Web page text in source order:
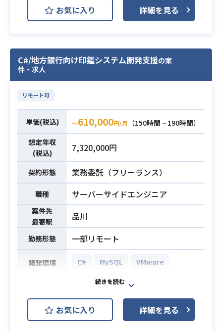
・RDBMSの利用経験
・macOSの使用経験
・RailsおよびVue.jsの設計レビュ
ー、コードレビュー
・メンバー支援および新規参画者の
フォロー
・FW：Ruby on Rails、Vue.js 3
・データベース：MySQL、MongoD
B
・インフラ：AWS（EC2、CodePipe
line等）
・バージョン管理：Git
・コミュニケーション：Redmine、
定例MTG
・その他：Swagger、WebSocket
（ActionCable）
年以上
・Vue.jsもしくはTypeScriptでのフ
・PL/PM経験1年以上
・顧客折衝の経験
開発環境
GCP (Google Cloud Platform)
Redmine
Redux webpack
以下が想定業務です。
・サービスに関するAPIの開発・改修
・PC 向け管理者機能画面の開発
・認可処理の開発・改修
【詳細】
企画立案に携わるチームが仕様書を
作成し、それに基づいてエンジニア
が設計と実装を行います。
れており、チケットドリブンで流れ
ていきます。
また、レビューはGitLabを用いて行
っております。
イン駆動設計などモダンなアーキテ
クチャで構成されております。
※インフラ周りの運用に関してはSR
Eグループが、品質保証に関してはQ
お気に入り 詳細を見る
C#/地方銀行向け印鑑システム開発支援の案
件・求人
リモート可
単価(税込) 〜610,000円/月
（150時間 ~ 190時間）
想定年収
(税込)
7,320,000円
契約形態 業務委託（フリーランス）
職種 サーバーサイドエンジニア
案件先
最寄駅
品川
勤務形態 一部リモート
開発環境 C# MySQL VMware
地方銀行向け印鑑システムにおける
開発業務をご担当いただきます。
Webサーバーアプリケーションの新
規開発やタブレット用Webインター
お気に入り 詳細を見る